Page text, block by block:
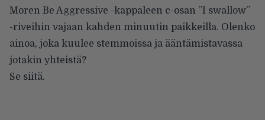
Moren Be Aggressive -kappaleen c-osan ”I swallow”
-riveihin vajaan kahden minuutin paikkeilla. Olenko
ainoa, joka kuulee stemmoissa ja ääntämistavassa
jotakin yhteistä?
Se siitä.